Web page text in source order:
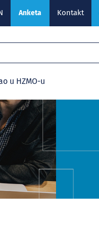
Anketa Kontakt
u HZMO-u